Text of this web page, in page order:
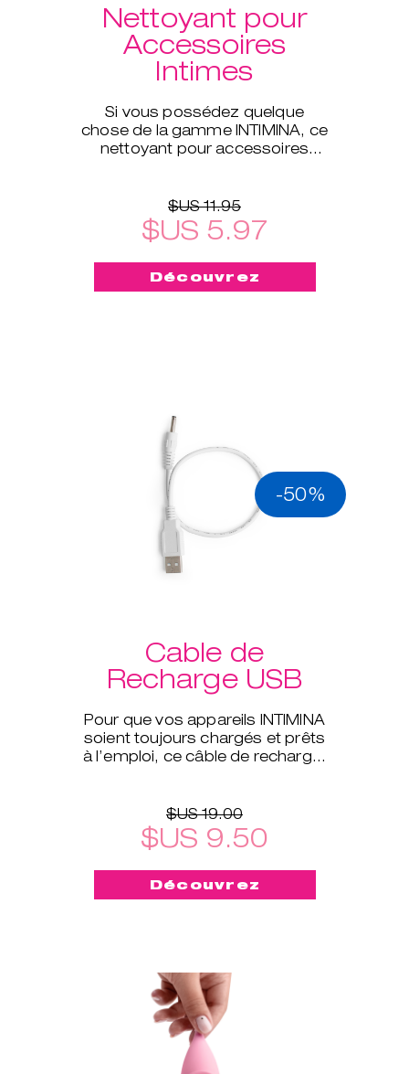
Nettoyant pour
Accessoires
Intimes
Si vous possédez quelque
chose de la gamme INTIMINA, ce
nettoyant pour accessoires
$US 11.95
$US 5.97
Découvrez
-50%
Cable de
Recharge USB
Pour que vos appareils INTIMINA
soient toujours chargés et prêts
à l’emploi, ce câble de recharge,
$US 19.00
$US 9.50
Découvrez